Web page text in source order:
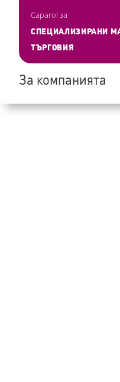
Skip
Caparol за
СПЕЦИАЛИЗИРАНИ
ТЪРГОВИЯ
За компанията